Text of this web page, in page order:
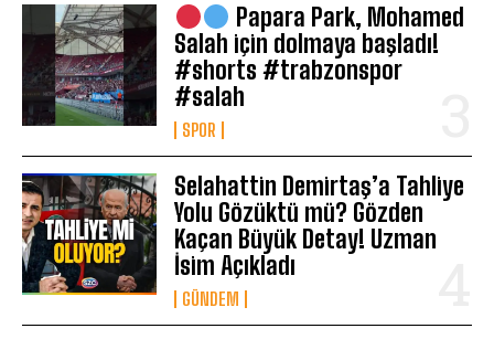
Papara Park, Mohamed
Salah için dolmaya başladı!
#shorts #trabzonspor
#salah
SPOR
Selahattin Demirtaş’a Tahliye
Yolu Gözüktü mü? Gözden
Kaçan Büyük Detay! Uzman
İsim Açıkladı
GÜNDEM